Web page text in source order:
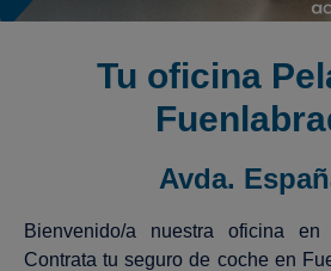
Tu oficina
Avda.
Bienvenido/a nuestra oficina
Contrata tu seguro de coche en